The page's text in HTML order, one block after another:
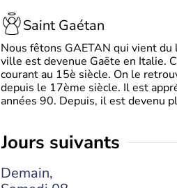
Saint Gaétan
Nous fêtons GAETAN qui vient
ville est devenue Gaëte en Italie.
courant au 15è siècle. On le
depuis le 17ème siècle. Il est
années 90. Depuis, il est devenu
jours suivants
Demain,